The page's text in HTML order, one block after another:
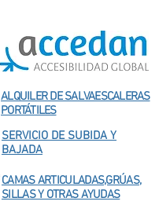
ALQUILER DE SALVAESCALERAS
PORTÁTILES
CAMAS ARTICULADAS,GRÚAS,
SILLAS Y OTRAS AYUDAS
SERVICIO DE SUBIDA Y
BAJADA